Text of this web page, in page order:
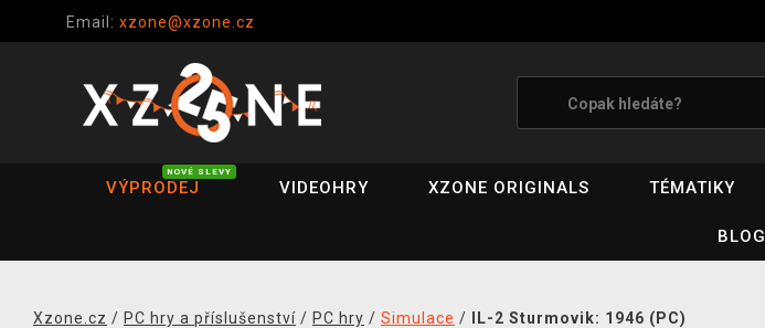
Email: xzone@xzone.cz
VÝPRODEJ
NOVÉ SLEVY
VIDEOHRY XZONE ORIGINALS TÉMATIKY
BLOG
Xzone.cz / PC hry a příslušenství / PC hry / Simulace / IL-2 Sturmovik: 1946 (PC)